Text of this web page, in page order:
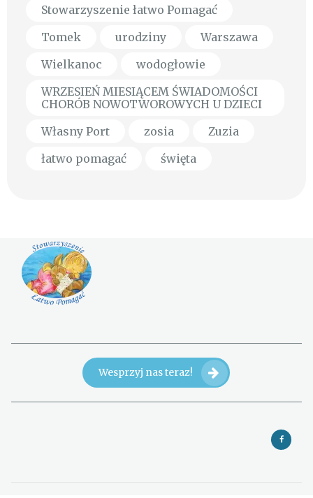
Stowarzyszenie łatwo Pomagać
Tomek
urodziny
Warszawa
Wielkanoc
wodogłowie
WRZESIEŃ MIESIĄCEM ŚWIADOMOŚCI
CHORÓB NOWOTWOROWYCH U DZIECI
Własny Port
zosia
Zuzia
łatwo pomagać
święta
Wesprzyj nas teraz!